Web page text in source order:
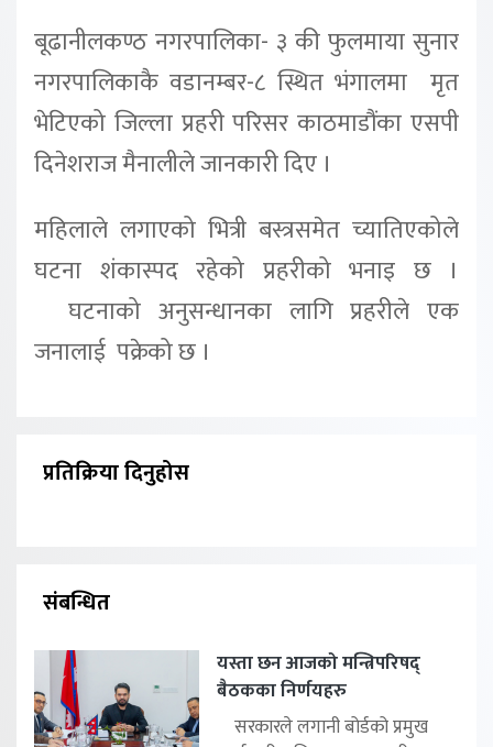
बूढानीलकण्ठ नगरपालिका- ३ की फुलमाया सुनार
नगरपालिकाकै वडानम्बर-८ स्थित भंगालमा मृत
भेटिएको जिल्ला प्रहरी परिसर काठमाडौंका एसपी
दिनेशराज मैनालीले जानकारी दिए ।
महिलाले लगाएको भित्री बस्त्रसमेत च्यातिएकोले
घटना शंकास्पद रहेको प्रहरीको भनाइ छ ।
घटनाको अनुसन्धानका लागि प्रहरीले एक
जनालाई पक्रेको छ ।
प्रतिक्रिया दिनुहोस
संबन्धित
यस्ता छन आजको मन्त्रिपरिषद्
बैठकका निर्णयहरु
सरकारले लगानी बोर्डको प्रमुख